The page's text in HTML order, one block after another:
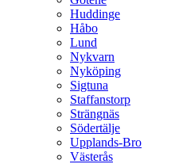
Huddinge
Håbo
Lund
Nykvarn
Nyköping
Sigtuna
Staffanstorp
Strängnäs
Södertälje
Upplands-Bro
Västerås